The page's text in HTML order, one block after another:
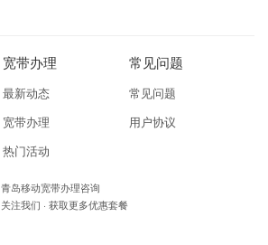
宽带办理
最新动态
宽带办理
热门活动
常见问题
常见问题
用户协议
青岛移动宽带办理咨询
关注我们 · 获取更多优惠套餐